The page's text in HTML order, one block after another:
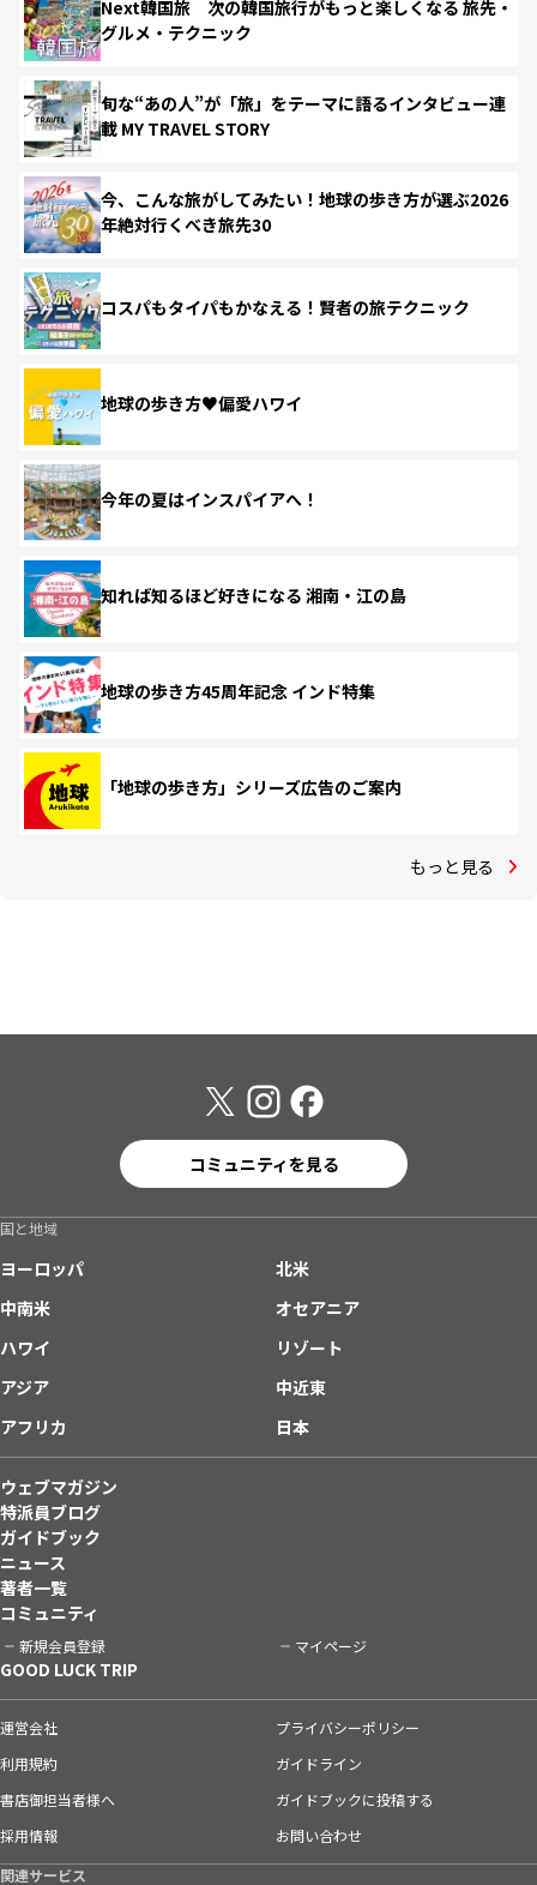
Next韓国旅 次の韓国旅行がもっと楽しくなる 旅先・
グルメ・テクニック
旬な“あの人”が「旅」をテーマに語るインタビュー連
載 MY TRAVEL STORY
今、こんな旅がしてみたい！地球の歩き方が選ぶ2026
年絶対行くべき旅先30
コスパもタイパもかなえる！賢者の旅テクニック
地球の歩き方♥偏愛ハワイ
今年の夏はインスパイアへ！
知れば知るほど好きになる 湘南・江の島
地球の歩き方45周年記念 インド特集
「地球の歩き方」シリーズ広告のご案内
もっと見る
コミュニティを見る
国と地域
ヨーロッパ
北米
中南米
オセアニア
ハワイ
リゾート
アジア
中近東
アフリカ
日本
ウェブマガジン
特派員ブログ
ガイドブック
ニュース
著者一覧
コミュニティ
新規会員登録 マイページ
GOOD LUCK TRIP
運営会社
プライバシーポリシー
利用規約
ガイドライン
書店御担当者様へ
ガイドブックに投稿する
採用情報
お問い合わせ
関連サービス